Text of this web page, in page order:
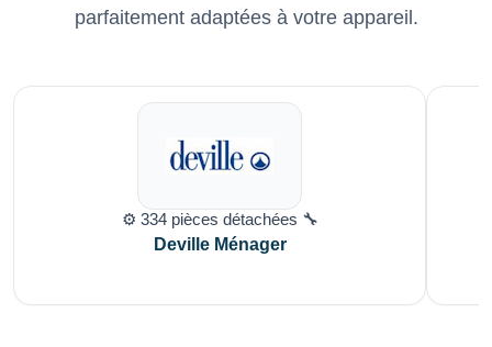
parfaitement adaptées à votre appareil.
⚙️ 334 pièces détachées 🔧
Deville Ménager